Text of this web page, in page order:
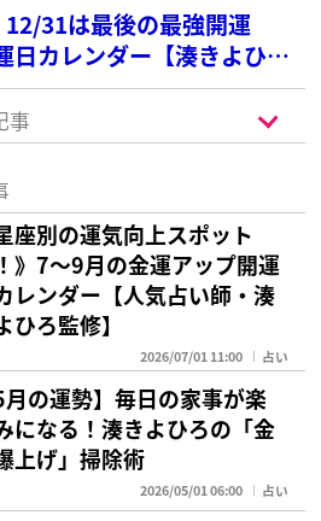
12/31は最後の最強開運
日カレンダー【湊きよひろ
事
座別の運気向上スポット
》7～9月の金運アップ開運
レンダー【人気占い師・湊
ひろ監修】
2026/07/01 11:00 占い
月の運勢】毎日の家事が楽
になる！湊きよひろの「金
上げ」掃除術
2026/05/01 06:00 占い